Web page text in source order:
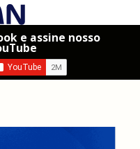
e assine nosso